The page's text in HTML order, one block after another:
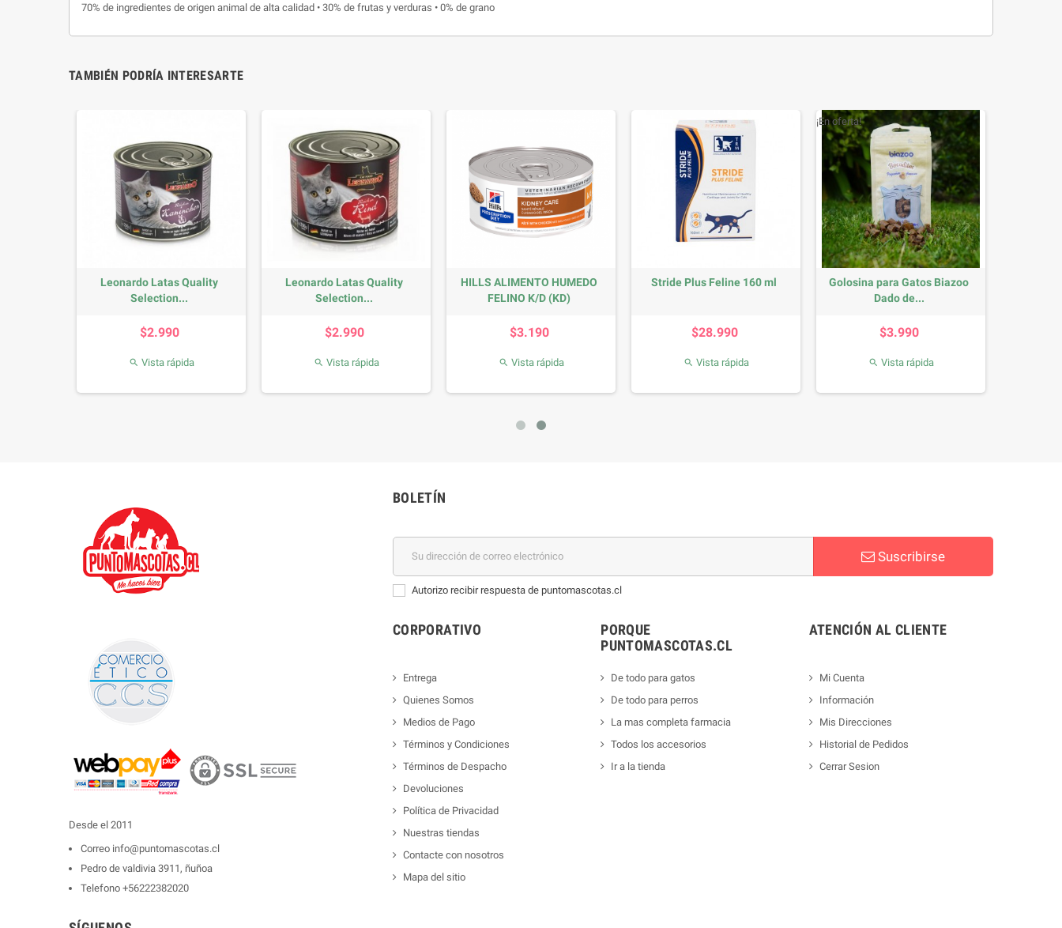
70% de ingredientes de origen animal de alta calidad • 30% de frutas y verduras • 0% de grano
TAMBIÉN PODRÍA INTERESARTE
Leonardo Latas Quality
Selection...
$2.990
 Vista rápida
Leonardo Latas Quality
Selection...
$2.990
 Vista rápida
HILLS ALIMENTO HUMEDO
FELINO K/D (KD)
$3.190
 Vista rápida
Stride Plus Feline 160 ml
$28.990
 Vista rápida
Golosina para Gatos Biazoo
Dado de...
$3.990
¡En oferta!
 Vista rápida
Desde el 2011
Correo info@puntomascotas.cl
Pedro de valdivia 3911, ñuñoa
Telefono +56222382020
BOLETÍN
Suscribirse
Autorizo recibir respuesta de puntomascotas.cl
CORPORATIVO
Entrega
Quienes Somos
Medios de Pago
Términos y Condiciones
Términos de Despacho
Devoluciones
Política de Privacidad
Nuestras tiendas
Contacte con nosotros
Mapa del sitio
PORQUE
PUNTOMASCOTAS.CL
De todo para gatos
De todo para perros
La mas completa farmacia
Todos los accesorios
Ir a la tienda
ATENCIÓN AL CLIENTE
Mi Cuenta
Información
Mis Direcciones
Historial de Pedidos
Cerrar Sesion